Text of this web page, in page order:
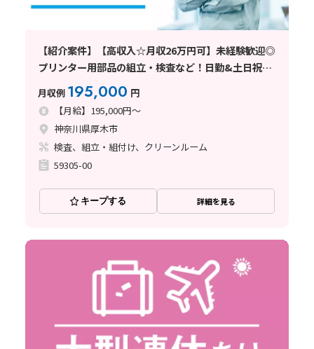
【紹介案件】【高収入☆月収26万円可】未経験歓迎◎
プリンター用部品の組立・検査など！日勤&土日祝休
月収例 195,000 円
【月給】195,000円～
神奈川県厚木市
検査、組立・組付け、クリーンルーム
59305-00
キープする 詳細を見る